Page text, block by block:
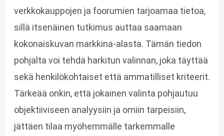
verkkokauppojen ja foorumien tarjoamaa tietoa,
sillä itsenäinen tutkimus auttaa saamaan
kokonaiskuvan markkina-alasta. Tämän tiedon
pohjalta voi tehdä harkitun valinnan, joka täyttää
sekä henkilökohtaiset että ammatilliset kriteerit.
Tärkeää onkin, että jokainen valinta pohjautuu
objektiiviseen analyysiin ja omiin tarpeisiin,
jättäen tilaa myöhemmälle tarkemmalle